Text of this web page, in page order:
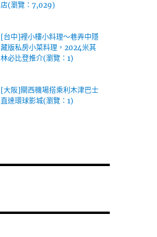
店(瀏覽：7,029)
[台中]裡小樓小料理～巷弄中隱
藏版私房小菜料理，2024米其
林必比登推介(瀏覽：1)
[大阪]關西機場搭乘利木津巴士
直達環球影城(瀏覽：1)